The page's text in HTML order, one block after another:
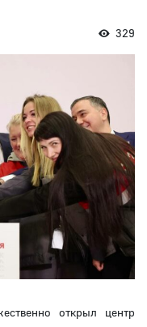
329
открыл центр